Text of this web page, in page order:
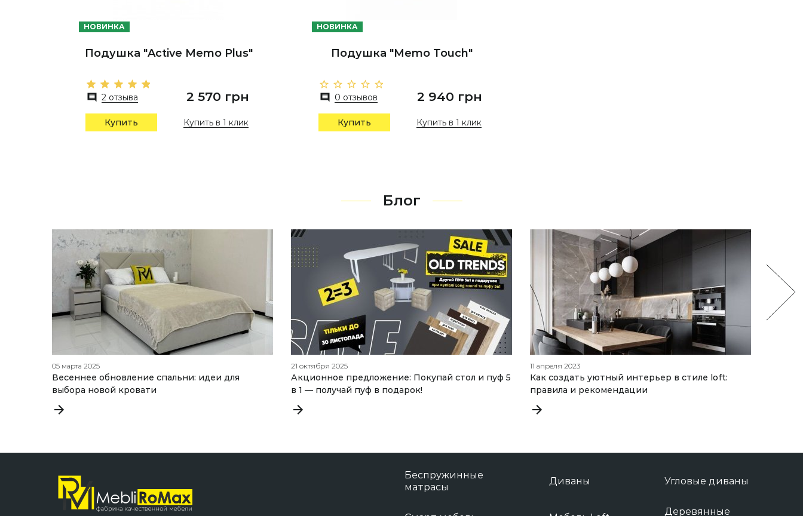
НОВИНКА
Подушка "Active Memo Plus"
2 отзыва 2 570 грн
Купить Купить в 1 клик
НОВИНКА
Подушка "Memo Touch"
0 отзывов 2 940 грн
Купить Купить в 1 клик
Блог
05 марта 2025
Весеннее обновление спальни: идеи для
выбора новой кровати
21 октября 2025
Акционное предложение: Покупай стол и пуф 5
в 1 — получай пуф в подарок!
11 апреля 2023
Как создать уютный интерьер в стиле loft:
правила и рекомендации
Беспружинные
матрасы
Диваны Угловые диваны
Деревянные